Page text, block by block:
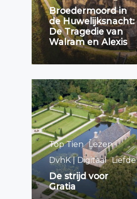
Broedermoord in
de Huwelijksnacht:
De Tragedie van
Walram en Alexis
Top Tien Lezen
DvhK | Digitaal Liefde
De strijd voor
Gratia